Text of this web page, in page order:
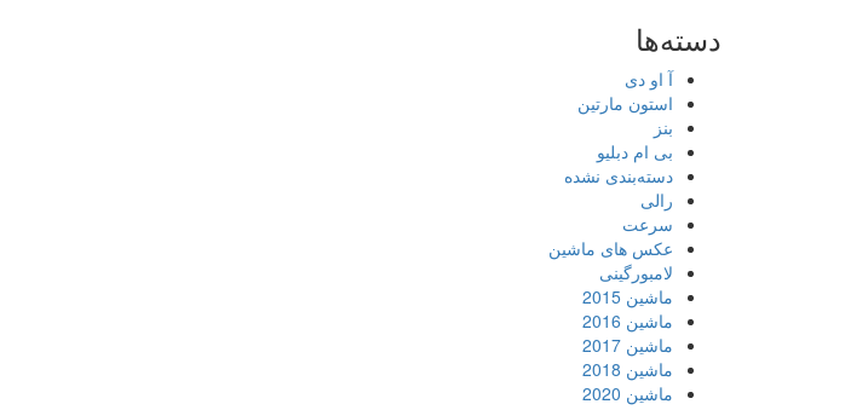
دسته‌ها
آ او دی
استون مارتین
بنز
بی ام دبلیو
دسته‌بندی نشده
رالی
سرعت
عکس های ماشین
لامبورگینی
ماشین 2015
ماشین 2016
ماشین 2017
ماشین 2018
ماشین 2020